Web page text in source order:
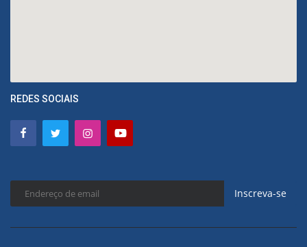
REDES SOCIAIS
Inscreva-se